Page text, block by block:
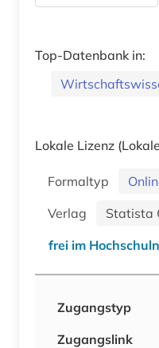
Top-Datenbank in:
Lokale Lizenz
Formaltyp
Verlag
Statista
frei im
Zugangstyp
Zugangslink